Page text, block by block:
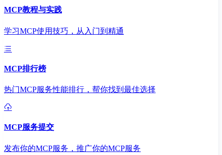
MCP教程与实践
学习MCP使用技巧，从入门到精通
MCP排行榜
热门MCP服务性能排行，帮你找到最佳选择
MCP服务提交
发布你的MCP服务，推广你的MCP服务